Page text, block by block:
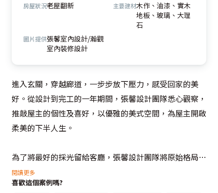
房屋狀況老屋翻新 主要建材木作、油漆、實木
地板、玻璃、大理
石
圖片提供張馨室內設計/瀚觀
室內裝修設計
進入玄關，穿越廊道，一步步放下壓力，感受回家的美
好。從設計到完工的一年期間，張馨設計團隊悉心觀察，
推敲屋主的個性及喜好，以優雅的美式空間，為屋主開啟
柔美的下半人生。
為了將最好的採光留給客廳，張馨設計團隊將原始格局對
調，最明亮的內側設為客廳，入門的第一個空間則作為餐
廚區域，讓短暫停留的用餐空間置放在隔音較差的區塊，
閱讀更多
喜歡這個案例嗎?